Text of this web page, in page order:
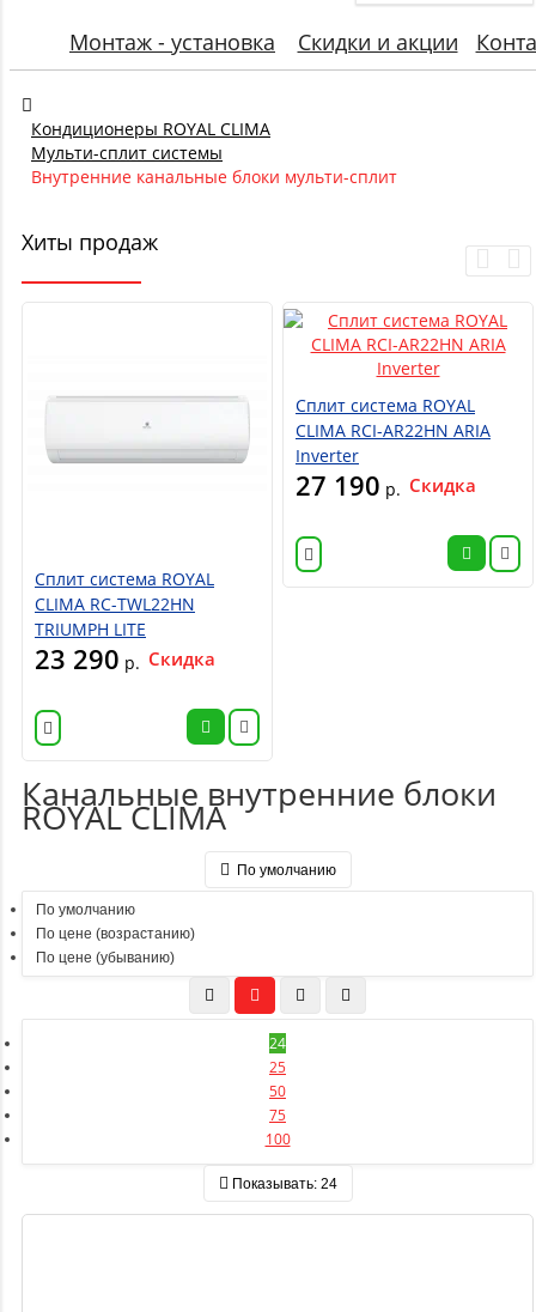
Монтаж - установка Скидки и акции
Кондиционеры ROYAL CLIMA
Мульти-сплит системы
Внутренние канальные блоки мульти-сплит
Хиты продаж
Сплит система ROYAL
CLIMA RC-TWL22HN
TRIUMPH LITE
23 290 р. Скидка
Сплит система ROYAL
CLIMA RCI-AR22HN ARIA
Inverter
27 190 р. Скидка
Канальные внутренние блоки
ROYAL CLIMA
По умолчанию
По умолчанию
По цене (возрастанию)
По цене (убыванию)
24
25
50
75
100
Показывать: 24